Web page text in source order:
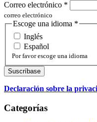
Correo electrónico *
correo electrónico
Escoge una idioma *
Inglés
Español
Por favor escoge una idioma
Declaración sobre la
Categorías